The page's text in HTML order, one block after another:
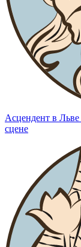
Асцендент в Льве
сцене